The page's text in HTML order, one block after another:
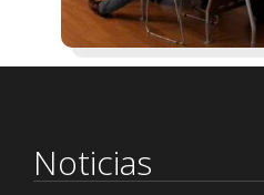
Noticias